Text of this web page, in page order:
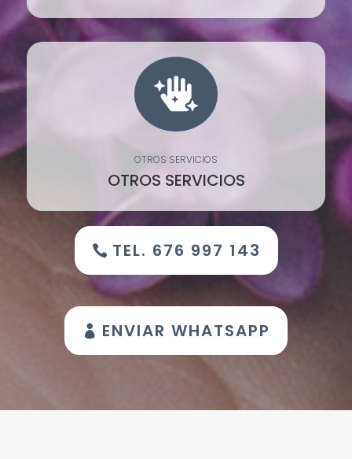

OTROS SERVICIOS
OTROS SERVICIOS
TEL. 676 997 143
ENVIAR WHATSAPP